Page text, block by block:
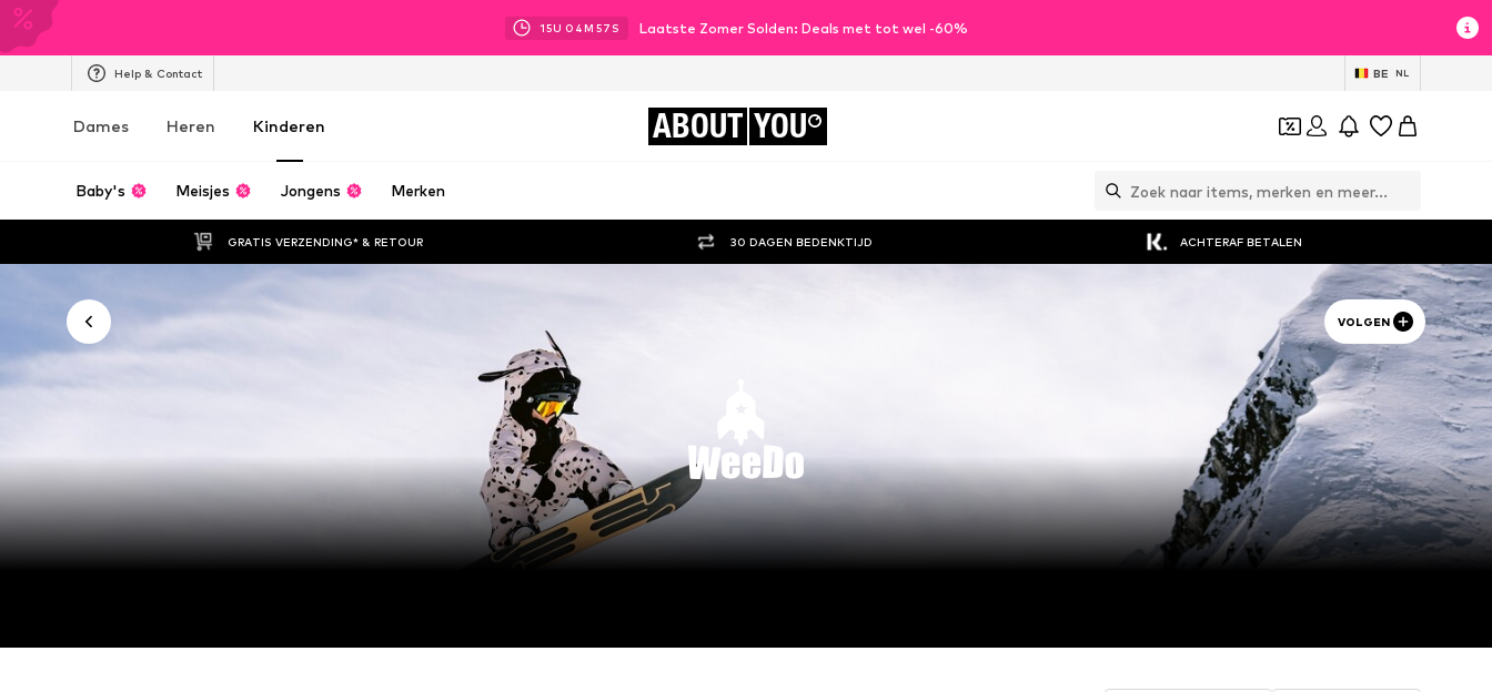
15U 04M 55 S Laatste Zomer Solden: Deals met tot wel -60%
Help & Contact BE NL
Dames Heren Kinderen ABOUT YOU
Baby's Meisjes Jongens Merken
GRATIS VERZENDING* & RETOUR 30 DAGEN BEDENKTIJD ACHTERAF BETALEN
VOLGEN